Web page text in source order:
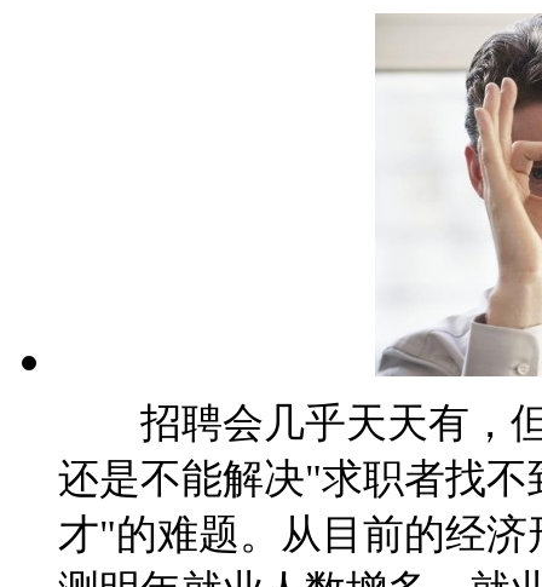
招聘会几乎天天有，
还是不能解决"求职者找
才"的难题。从目前的经